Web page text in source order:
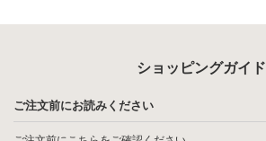
ショッピングガイド
ご注文前にお読みください